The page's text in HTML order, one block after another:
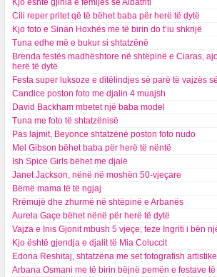
Kjo është gjinia e fëmijës së Albatriti
Cili reper pritet që të bëhet baba për herë të dytë
Kjo foto e Sinan Hoxhës me të birin do t’iu shkrijë
Tuna edhe më e bukur si shtatzënë
Brenda festës madhështore në shtëpinë e Ciaras,
herë të dytë
Festa super luksoze e ditëlindjes së parë të vajzës
Candice poston foto me djalin 4 muajsh
David Backham mbetet një baba model
Tuna me foto të shtatzënisë
Pas lajmit, Beyonce shtatzënë poston foto nudo
Mel Gibson bëhet baba për herë të nëntë
Ish Spice Girls bëhet me djalë
Janet Jackson, nënë në moshën 50-vjeçare
Bëmë mama të të ngjaj
Rrëmujë dhe zhurmë në shtëpinë e Arbanës
Aurela Gaçe bëhet nënë për herë të dytë
Vajza e Inis Gjonit mbush 5 vjeçe, teze Ingriti i bën
Kjo është gjendja e djalit të Mia Coluccit
Edona Reshitaj, shtatzëna me set fotografish artistike
Arbana Osmani me të birin bëjnë pemën e festave